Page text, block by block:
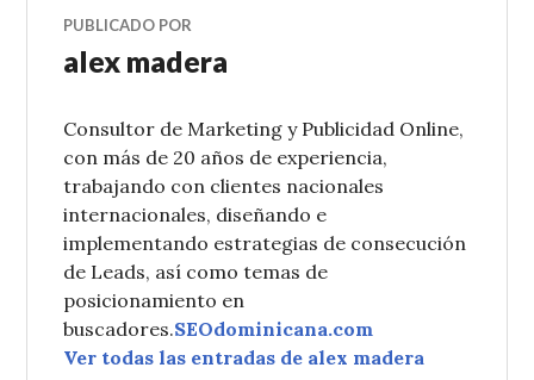
PUBLICADO POR
alex madera
Consultor de Marketing y Publicidad Online,
con más de 20 años de experiencia,
trabajando con clientes nacionales
internacionales, diseñando e
implementando estrategias de consecución
de Leads, así como temas de
posicionamiento en
buscadores.SEOdominicana.com
Ver todas las entradas de alex madera